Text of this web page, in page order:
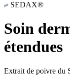
SEDAX®
Soin
étendues
Extrait de poivre du